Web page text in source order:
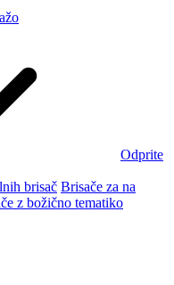
Odprite
brisač Brisače za na
z božično tematiko